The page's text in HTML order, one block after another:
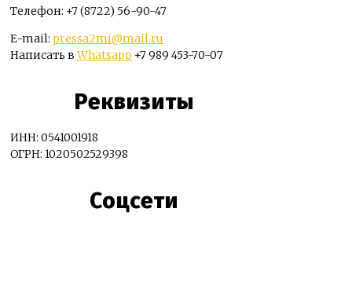
Телефон: +7 (8722) 56-90-47
E-mail: pressa2mi@mail.ru
Написать вWhatsapp +7 989 453-70-07
Реквизиты
ИНН: 0541001918
ОГРН: 1020502529398
Соцсети